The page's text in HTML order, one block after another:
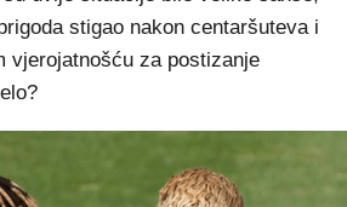
stigao nakon centaršuteva i
vjerojatnošću za postizanje